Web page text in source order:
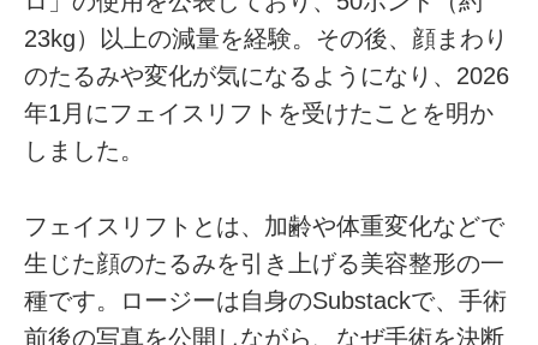
23kg）以上の減量を経験。その後、顔まわり
のたるみや変化が気になるようになり、2026
年1月にフェイスリフトを受けたことを明か
しました。
フェイスリフトとは、加齢や体重変化などで
生じた顔のたるみを引き上げる美容整形の一
種です。ロージーは自身のSubstackで、手術
前後の写真を公開しながら、なぜ手術を決断